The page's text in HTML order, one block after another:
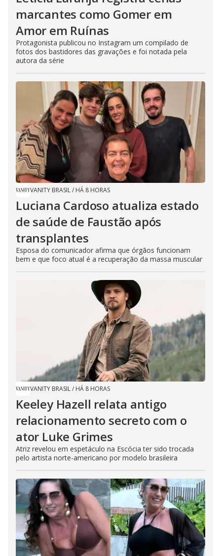
marcantes como Gomer em
Amor em Ruínas
Protagonista publicou no Instagram um compilado de
fotos dos bastidores das gravações e foi notada pela
autora da série
VANITY BRASIL/ HÁ 8 HORAS
Luciana Cardoso atualiza estado
de saúde de Faustão após
transplantes
Esposa do comunicador afirma que órgãos funcionam
bem e que foco atual é a recuperação da massa muscular
VANITY BRASIL/ HÁ 8 HORAS
Keeley Hazell relata antigo
relacionamento secreto com o
ator Luke Grimes
Atriz revelou em espetáculo na Escócia ter sido trocada
pelo artista norte-americano por modelo brasileira